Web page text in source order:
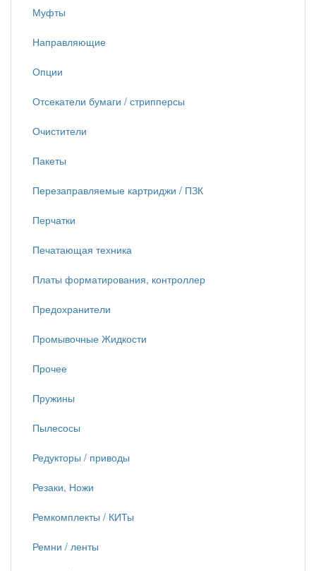
Муфты
Направляющие
Опции
Отсекатели бумаги / стрипперсы
Очистители
Пакеты
Перезаправляемые картриджи / ПЗК
Перчатки
Печатающая техника
Платы форматирования, контроллер
Предохранители
Промывочные Жидкости
Прочее
Пружины
Пылесосы
Редукторы / приводы
Резаки, Ножи
Ремкомплекты / КИТы
Ремни / ленты